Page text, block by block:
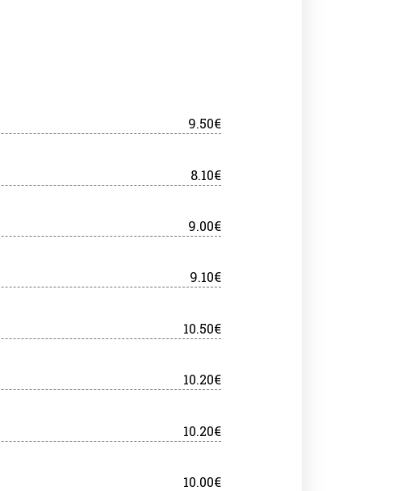
9.50€
8.10€
9.00€
9.10€
10.50€
10.20€
10.20€
10.00€